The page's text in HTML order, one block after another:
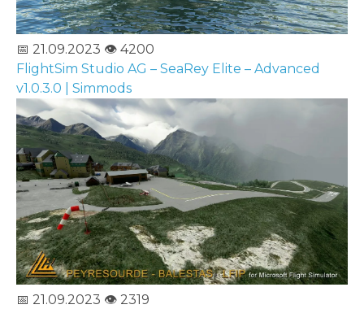
📅 21.09.2023 👁️ 4200
FlightSim Studio AG – SeaRey Elite – Advanced
v1.0.3.0 | Simmods
📅 21.09.2023 👁️ 2319